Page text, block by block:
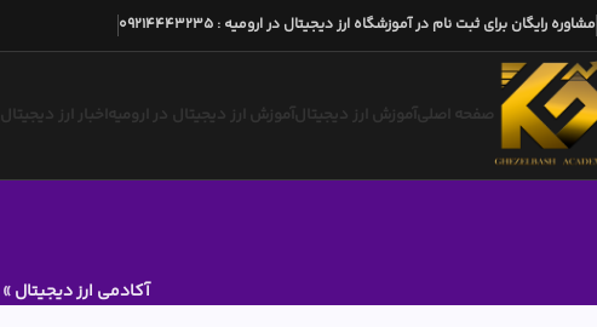
مشاوره رایگان برای ثبت نام در آموزشگاه ارز دیجیتال در ارومیه :
09214443235
صفحه اصلیآموزش ارز دیجیتالآموزش ارز دیجیتال در ارومیه اخبار ارز دیجیتال
آکادمی ارز دیجیتال»